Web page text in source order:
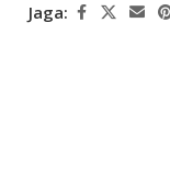
Jaga: